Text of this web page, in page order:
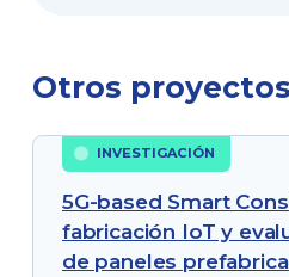
Otros proyectos
INVESTIGACIÓN
5G-based Smart
fabricación IoT y
de paneles